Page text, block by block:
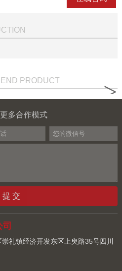
PRODUCT >
多合作模式
礼镇经济开发东区上臾路35号四川